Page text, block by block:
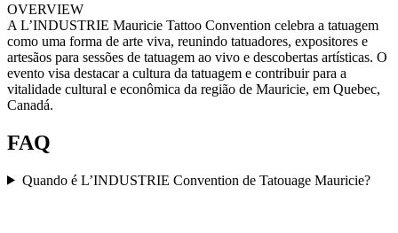
OVERVIEW
A L’INDUSTRIE Mauricie Tattoo Convention celebra a tatuagem
como uma forma de arte viva, reunindo tatuadores, expositores e
artesãos para sessões de tatuagem ao vivo e descobertas artísticas. O
evento visa destacar a cultura da tatuagem e contribuir para a
vitalidade cultural e econômica da região de Mauricie, em Quebec,
Canadá.
FAQ
Quando é L’INDUSTRIE Convention de Tatouage Mauricie?